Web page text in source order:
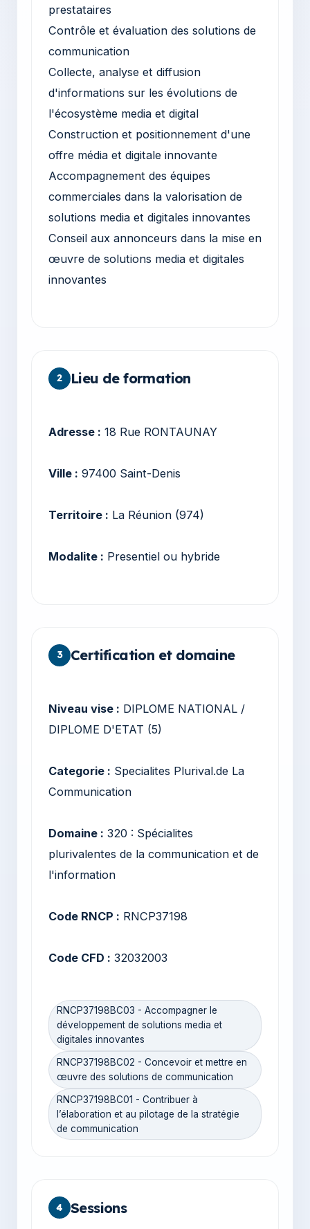
prestataires
Contrôle et évaluation des solutions de
communication
Collecte, analyse et diffusion
d'informations sur les évolutions de
l'écosystème media et digital
Construction et positionnement d'une
offre média et digitale innovante
Accompagnement des équipes
commerciales dans la valorisation de
solutions media et digitales innovantes
Conseil aux annonceurs dans la mise en
œuvre de solutions media et digitales
innovantes
2 Lieu de formation
Adresse : 18 Rue RONTAUNAY
Ville : 97400 Saint-Denis
Territoire : La Réunion (974)
Modalite : Presentiel ou hybride
3 Certification et domaine
Niveau vise : DIPLOME NATIONAL /
DIPLOME D'ETAT (5)
Categorie : Specialites Plurival.de La
Communication
Domaine : 320 : Spécialites
plurivalentes de la communication et de
l'information
Code RNCP : RNCP37198
Code CFD : 32032003
RNCP37198BC03 - Accompagner le
développement de solutions media et
digitales innovantes
RNCP37198BC02 - Concevoir et mettre en
œuvre des solutions de communication
RNCP37198BC01 - Contribuer à
l’élaboration et au pilotage de la stratégie
de communication
4 Sessions